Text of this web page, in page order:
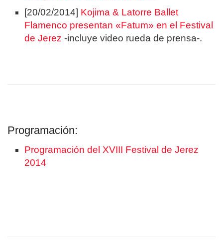
[20/02/2014] Kojima & Latorre Ballet
Flamenco presentan «Fatum» en el Festival
de Jerez -incluye video rueda de prensa-.
Programación:
Programación del XVIII Festival de Jerez
2014